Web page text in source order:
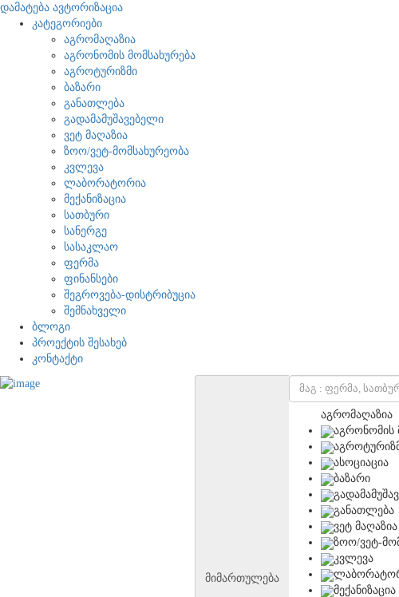
დამატება ავტორიზაცია
კატეგორიები
აგრომაღაზია
აგრონომის მომსახურება
აგროტურიზმი
ბაზარი
განათლება
გადამამუშავებელი
ვეტ მაღაზია
ზოო/ვეტ-მომსახურეობა
კვლევა
ლაბორატორია
მექანიზაცია
სათბური
სანერგე
სასაკლაო
ფერმა
ფინანსები
შეგროვება-დისტრიბუცია
შემნახველი
ბლოგი
პროექტის შესახებ
კონტაქტი
მიმართულება
აგრომაღაზია
აგრონომის
ასოციაცია
ბაზარი
განათლება
ვეტ მაღაზია
ზოო/ვეტ-
კვლევა
მექანიზაცია